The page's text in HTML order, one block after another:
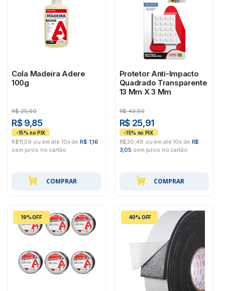
Cola Madeira Adere
100g
R$ 25,60
R$ 9,85
R$11,59 ou em até 10x de R$ 1,16
sem juros no cartão
COMPRAR
Protetor Anti-Impacto
Quadrado Transparente
13 Mm X 3 Mm
R$ 43,50
R$ 25,91
R$30,48 ou em até 10x de R$
3,05 sem juros no cartão
COMPRAR
19% OFF 40% OFF